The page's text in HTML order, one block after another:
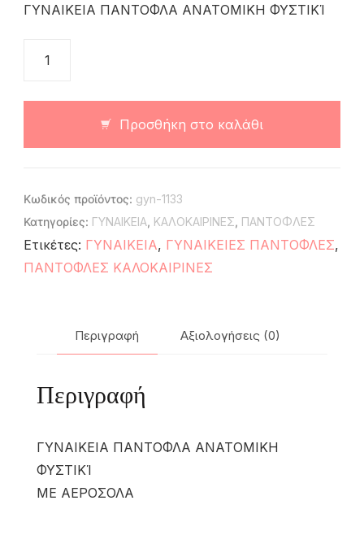
ΓΥΝΑΙΚΕΙΑ ΠΑΝΤΟΦΛΑ ΑΝΑΤΟΜΙΚΗ ΦΥΣΤΙΚΊ
Προσθήκη στο καλάθι
Κωδικός προϊόντος: gyn-1133
Κατηγορίες: ΓΥΝΑΙΚΕΙΑ, ΚΑΛΟΚΑΙΡΙΝΕΣ, ΠΑΝΤΟΦΛΕΣ
Ετικέτες: ΓΥΝΑΙΚΕΙΑ, ΓΥΝΑΙΚΕΙΕΣ ΠΑΝΤΟΦΛΕΣ,
ΠΑΝΤΟΦΛΕΣ ΚΑΛΟΚΑΙΡΙΝΕΣ
Περιγραφή Αξιολογήσεις (0)
Περιγραφή
ΓΥΝΑΙΚΕΙΑ ΠΑΝΤΟΦΛΑ ΑΝΑΤΟΜΙΚΗ
ΦΥΣΤΙΚΊ
ΜΕ ΑΕΡΟΣΟΛΑ